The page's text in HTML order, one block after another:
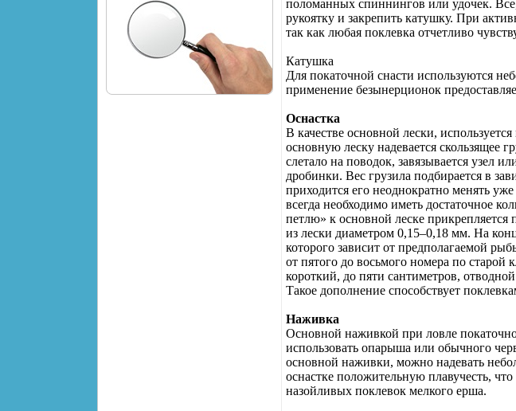
поломанных спиннингов или удочек.
рукоятку и закрепить катушку. При
так как любая поклевка отчетливо
Катушка
Для покаточной снасти используются
применение безынерционок
Оснастка
В качестве основной лески,
основную леску надевается
слетало на поводок, завязывается узел
дробинки. Вес грузила подбирается в
приходится его неоднократно менять
всегда необходимо иметь достаточное
петлю» к основной леске
из лески диаметром 0,15–0,18 мм. На
которого зависит от предполагаемой
от пятого до восьмого номера по
короткий, до пяти сантиметров,
Такое дополнение способствует
Наживка
Основной наживкой при ловле
использовать опарыша или обычного
основной наживки, можно надевать
оснастке положительную плавучесть,
назойливых поклевок мелкого ерша.